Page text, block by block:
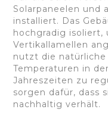
Solarpaneelen und
installiert. Das
hochgradig isoliert,
Vertikallamellen
nutzt die natürliche
Temperaturen in
Jahreszeiten zu
sorgen dafür, dass
nachhaltig verhält.